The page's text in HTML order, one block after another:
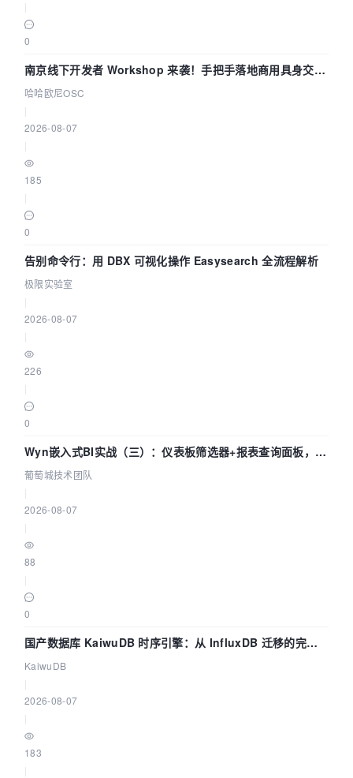
0
南京线下开发者 Workshop 来袭！手把手落地商用具身交互
智能 Agent 应用
哈哈欧尼OSC
2026-08-07
185
0
告别命令行：用 DBX 可视化操作 Easysearch 全流程解析
极限实验室
2026-08-07
226
0
Wyn嵌入式BI实战（三）：仪表板筛选器+报表查询面板，参
数联动全闭环
葡萄城技术团队
2026-08-07
88
0
国产数据库 KaiwuDB 时序引擎：从 InfluxDB 迁移的完整
技术路径
KaiwuDB
2026-08-07
183